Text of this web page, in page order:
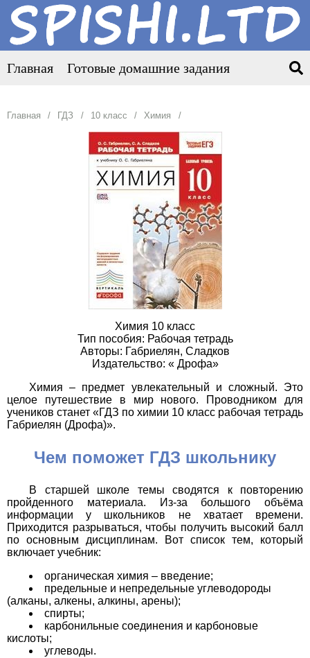
Главная Готовые домашние задания
Главная ГДЗ 10 класс Химия
Химия 10 класс
Тип пособия: Рабочая тетрадь
Авторы: Габриелян, Сладков
Издательство: « Дрофа»
Химия – предмет увлекательный и сложный. Это
целое путешествие в мир нового. Проводником для
учеников станет «ГДЗ по химии 10 класс рабочая тетрадь
Габриелян (Дрофа)».
Чем поможет ГДЗ школьнику
В старшей школе темы сводятся к повторению
пройденного материала. Из-за большого объёма
информации у школьников не хватает времени.
Приходится разрываться, чтобы получить высокий балл
по основным дисциплинам. Вот список тем, который
включает учебник:
органическая химия – введение;
предельные и непредельные углеводороды
(алканы, алкены, алкины, арены);
спирты;
карбонильные соединения и карбоновые
кислоты;
углеводы.